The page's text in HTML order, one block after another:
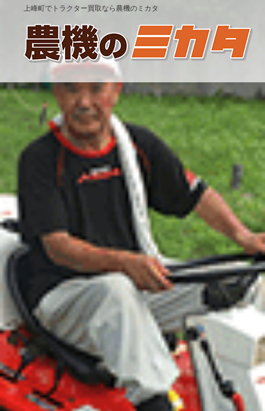
上峰町でトラクター買取なら農機のミカタ